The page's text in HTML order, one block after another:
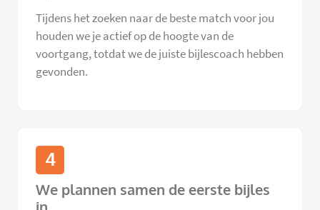
Tijdens het zoeken naar de beste match voor jou
houden we je actief op de hoogte van de
voortgang, totdat we de juiste bijlescoach hebben
gevonden.
4
We plannen samen de eerste bijles